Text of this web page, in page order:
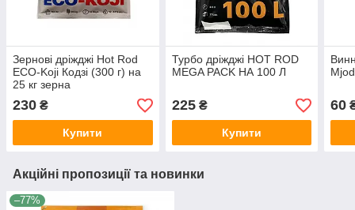
Зернові дріжджі Hot Rod
ECO-Koji Кодзі (300 г) на
25 кг зерна
230 ₴
Купити
Турбо дріжджі HOT ROD
MEGA PACK НА 100 Л
225₴
Купити
60
Акційні пропозиції та новинки
–77%